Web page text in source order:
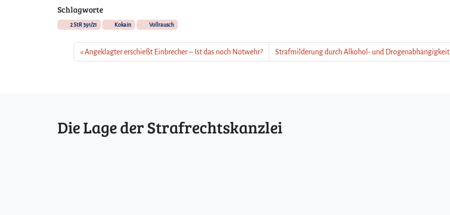
Schlagworte
2 StR 391/21 Kokain Vollrausch
Angeklagter erschießt Einbrecher – Ist das noch Notwehr? Strafmilderung durch Alkohol- und Drogenabhängigkeit
Die Lage der Strafrechtskanzlei